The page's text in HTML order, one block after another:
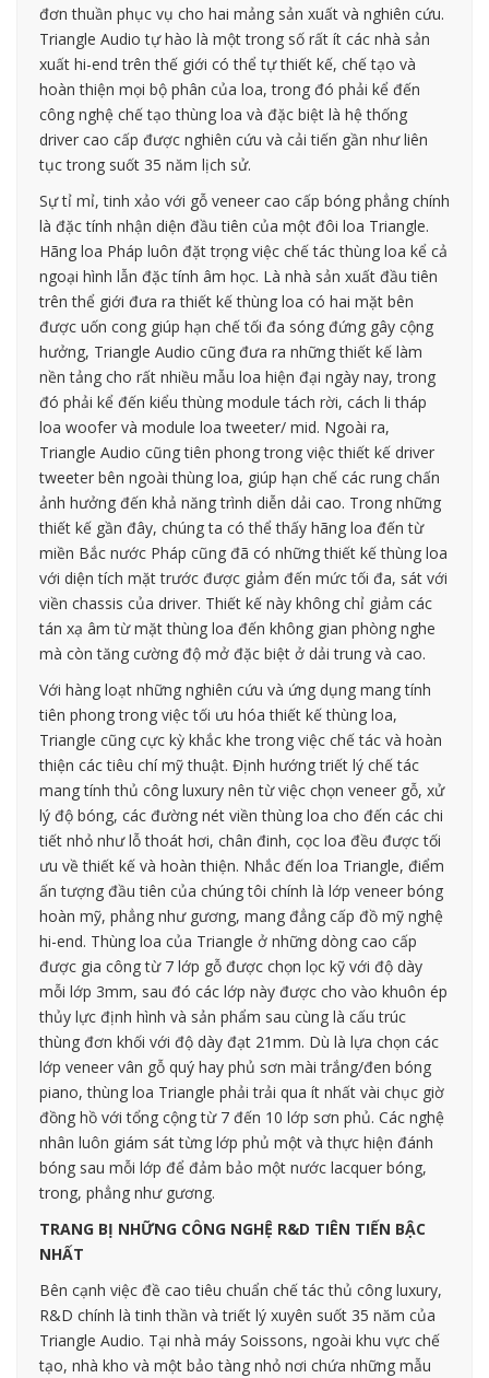
đơn thuần phục vụ cho hai mảng sản xuất và nghiên cứu.
Triangle Audio tự hào là một trong số rất ít các nhà sản
xuất hi-end trên thế giới có thể tự thiết kế, chế tạo và
hoàn thiện mọi bộ phân của loa, trong đó phải kể đến
công nghệ chế tạo thùng loa và đặc biệt là hệ thống
driver cao cấp được nghiên cứu và cải tiến gần như liên
tục trong suốt 35 năm lịch sử.
Sự tỉ mỉ, tinh xảo với gỗ veneer cao cấp bóng phẳng chính
là đặc tính nhận diện đầu tiên của một đôi loa Triangle.
Hãng loa Pháp luôn đặt trọng việc chế tác thùng loa kể cả
ngoại hình lẫn đặc tính âm học. Là nhà sản xuất đầu tiên
trên thể giới đưa ra thiết kế thùng loa có hai mặt bên
được uốn cong giúp hạn chế tối đa sóng đứng gây cộng
hưởng, Triangle Audio cũng đưa ra những thiết kế làm
nền tảng cho rất nhiều mẫu loa hiện đại ngày nay, trong
đó phải kể đến kiểu thùng module tách rời, cách li tháp
loa woofer và module loa tweeter/ mid. Ngoài ra,
Triangle Audio cũng tiên phong trong việc thiết kế driver
tweeter bên ngoài thùng loa, giúp hạn chế các rung chấn
ảnh hưởng đến khả năng trình diễn dải cao. Trong những
thiết kế gần đây, chúng ta có thể thấy hãng loa đến từ
miền Bắc nước Pháp cũng đã có những thiết kế thùng loa
với diện tích mặt trước được giảm đến mức tối đa, sát với
viền chassis của driver. Thiết kế này không chỉ giảm các
tán xạ âm từ mặt thùng loa đến không gian phòng nghe
mà còn tăng cường độ mở đặc biệt ở dải trung và cao.
Với hàng loạt những nghiên cứu và ứng dụng mang tính
tiên phong trong việc tối ưu hóa thiết kế thùng loa,
Triangle cũng cực kỳ khắc khe trong việc chế tác và hoàn
thiện các tiêu chí mỹ thuật. Định hướng triết lý chế tác
mang tính thủ công luxury nên từ việc chọn veneer gỗ, xử
lý độ bóng, các đường nét viền thùng loa cho đến các chi
tiết nhỏ như lỗ thoát hơi, chân đinh, cọc loa đều được tối
ưu về thiết kế và hoàn thiện. Nhắc đến loa Triangle, điểm
ấn tượng đầu tiên của chúng tôi chính là lớp veneer bóng
hoàn mỹ, phẳng như gương, mang đẳng cấp đồ mỹ nghệ
hi-end. Thùng loa của Triangle ở những dòng cao cấp
được gia công từ 7 lớp gỗ được chọn lọc kỹ với độ dày
mỗi lớp 3mm, sau đó các lớp này được cho vào khuôn ép
thủy lực định hình và sản phẩm sau cùng là cấu trúc
thùng đơn khối với độ dày đạt 21mm. Dù là lựa chọn các
lớp veneer vân gỗ quý hay phủ sơn mài trắng/đen bóng
piano, thùng loa Triangle phải trải qua ít nhất vài chục giờ
đồng hồ với tổng cộng từ 7 đến 10 lớp sơn phủ. Các nghệ
nhân luôn giám sát từng lớp phủ một và thực hiện đánh
bóng sau mỗi lớp để đảm bảo một nước lacquer bóng,
trong, phẳng như gương.
TRANG BỊ NHỮNG CÔNG NGHỆ R&D TIÊN TIẾN BẬC
NHẤT
Bên cạnh việc đề cao tiêu chuẩn chế tác thủ công luxury,
R&D chính là tinh thần và triết lý xuyên suốt 35 năm của
Triangle Audio. Tại nhà máy Soissons, ngoài khu vực chế
tạo, nhà kho và một bảo tàng nhỏ nơi chứa những mẫu